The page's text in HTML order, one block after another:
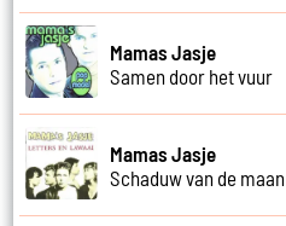
Mamas Jasje
Samen door het vuur
Mamas Jasje
Schaduw van de maan